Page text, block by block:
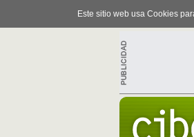
Este sitio web usa Cookies